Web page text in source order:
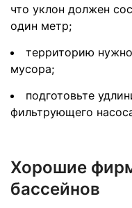
что уклон должен
один метр;
территорию
мусора;
подготовьте
фильтрующего
Хорошие
бассейнов